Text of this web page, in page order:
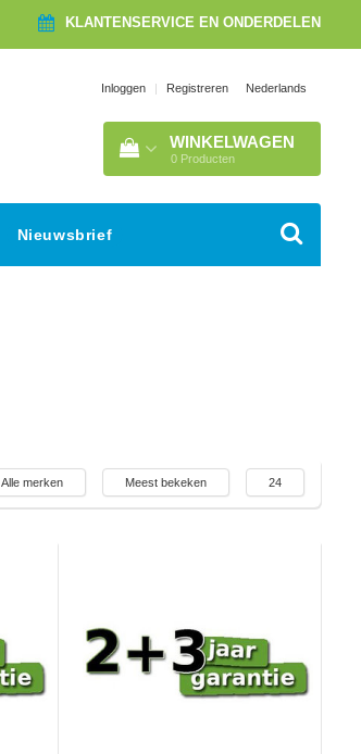
KLANTENSERVICE EN ONDERDELEN
Inloggen | Registreren Nederlands
WINKELWAGEN
0 Producten
Nieuwsbrief
Alle merken Meest bekeken 24